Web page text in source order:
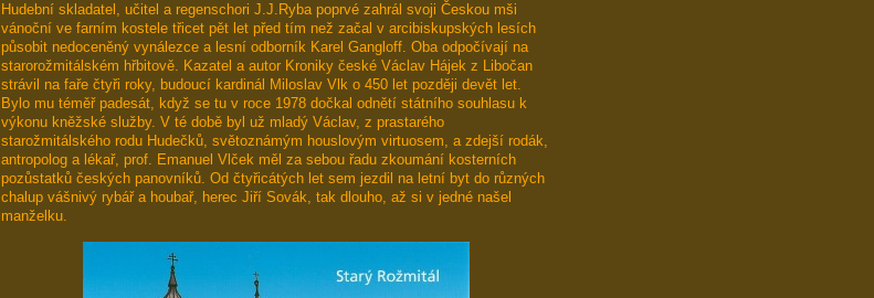
Hudební skladatel, učitel a regenschori J.J.Ryba poprvé zahrál svoji Českou mši
vánoční ve farním kostele třicet pět let před tím než začal v arcibiskupských lesích
působit nedoceněný vynálezce a lesní odborník Karel Gangloff. Oba odpočívají na
starorožmitálském hřbitově. Kazatel a autor Kroniky české Václav Hájek z Libočan
strávil na faře čtyři roky, budoucí kardinál Miloslav Vlk o 450 let později devět let.
Bylo mu téměř padesát, když se tu v roce 1978 dočkal odnětí státního souhlasu k
výkonu kněžské služby. V té době byl už mladý Václav, z prastarého
starožmitálského rodu Hudečků, světoznámým houslovým virtuosem, a zdejší rodák,
antropolog a lékař, prof. Emanuel Vlček měl za sebou řadu zkoumání kosterních
pozůstatků českých panovníků. Od čtyřicátých let sem jezdil na letní byt do různých
chalup vášnivý rybář a houbař, herec Jiří Sovák, tak dlouho, až si v jedné našel
manželku.